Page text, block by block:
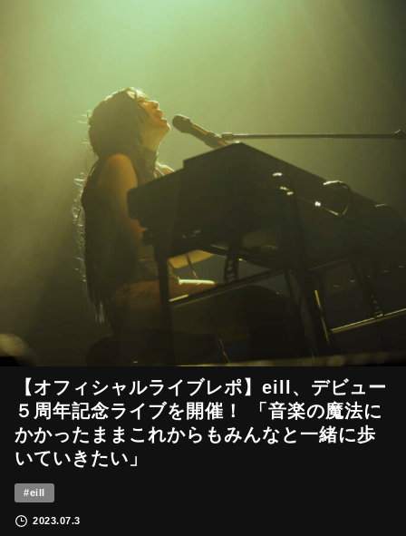
【オフィシャルライブレポ】eill、デビュー
５周年記念ライブを開催！ 「音楽の魔法に
かかったままこれからもみんなと一緒に歩
いていきたい」
#eill
2023.07.3